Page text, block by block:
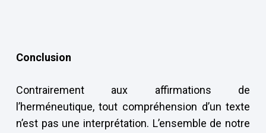
Conclusion
Contrairement aux affirmations de
l’herméneutique, tout compréhension d’un texte
n’est pas une interprétation. L’ensemble de notre